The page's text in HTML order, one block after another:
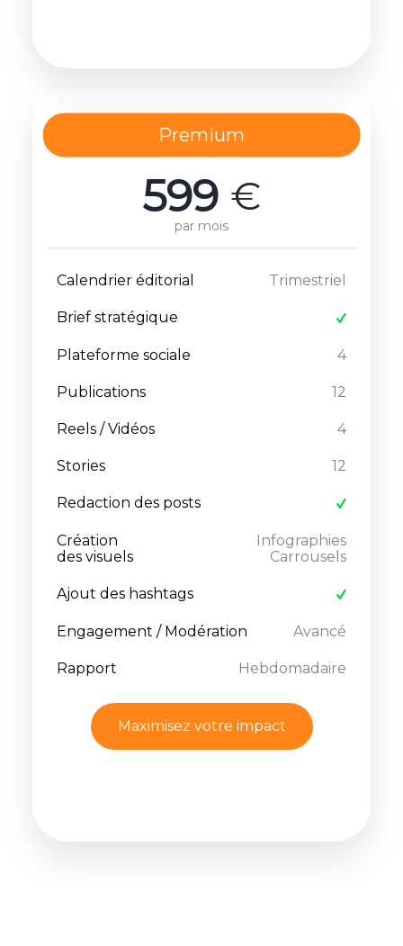
Premium
599 €
par mois
Calendrier éditorial Trimestriel
Brief stratégique
Plateforme sociale 4
Publications 12
Reels / Vidéos 4
Stories 12
Redaction des posts
Création
des visuels
Infographies
Carrousels
Ajout des hashtags
Engagement / Modération Avancé
Rapport Hebdomadaire
Maximisez votre impact